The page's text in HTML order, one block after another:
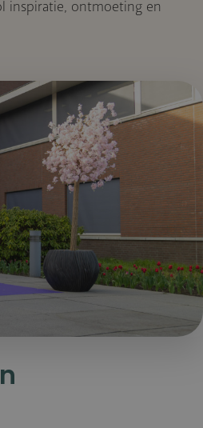
inspiratie, ontmoeting en